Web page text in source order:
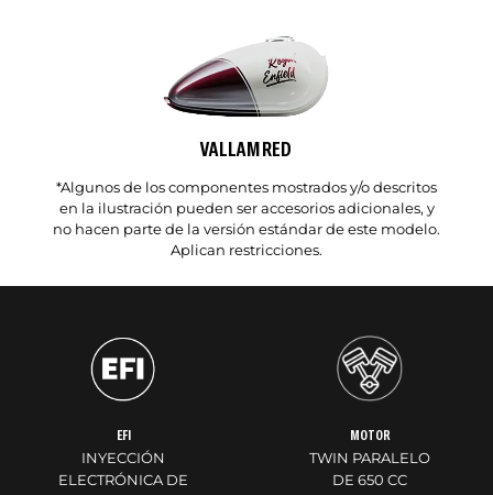
VALLAM RED
*Algunos de los componentes mostrados y/o descritos
en la ilustración pueden ser accesorios adicionales, y
no hacen parte de la versión estándar de este modelo.
Aplican restricciones.
EFI
INYECCIÓN
ELECTRÓNICA DE
MOTOR
TWIN PARALELO
DE 650 CC